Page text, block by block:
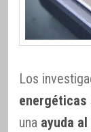
Los
energéticas
una ayuda